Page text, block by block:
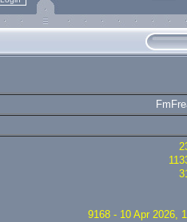
9168 - 10 Apr 2026,